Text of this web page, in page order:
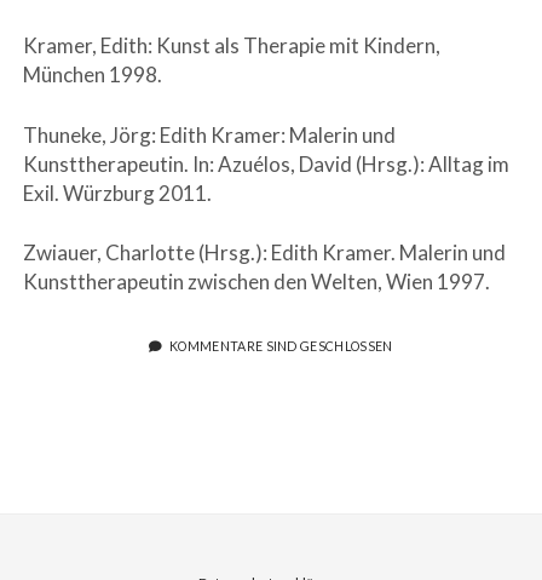
Kramer, Edith: Kunst als Therapie mit Kindern,
München 1998.
Thuneke, Jörg: Edith Kramer: Malerin und
Kunsttherapeutin. In: Azuélos, David (Hrsg.): Alltag im
Exil. Würzburg 2011.
Zwiauer, Charlotte (Hrsg.): Edith Kramer. Malerin und
Kunsttherapeutin zwischen den Welten, Wien 1997.
KOMMENTARE SIND GESCHLOSSEN